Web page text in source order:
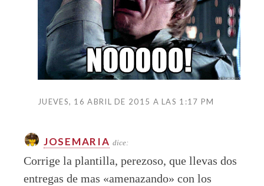
JUEVES, 16 ABRIL DE 2015 A LAS 1:17 PM
JOSEMARIA dice:
Corrige la plantilla, perezoso, que llevas dos
entregas de mas «amenazando» con los